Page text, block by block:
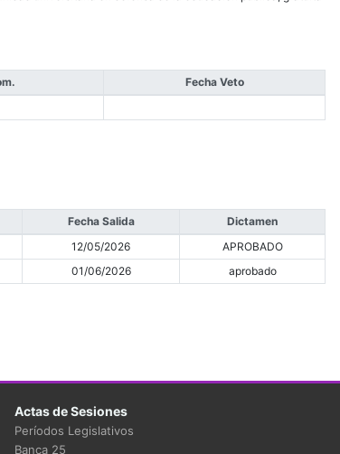
Fecha Veto
Fecha Salida
Dictamen
12/05/2026
APROBADO
01/06/2026 aprobado
Actas de Sesiones
Períodos Legislativos
Banca 25